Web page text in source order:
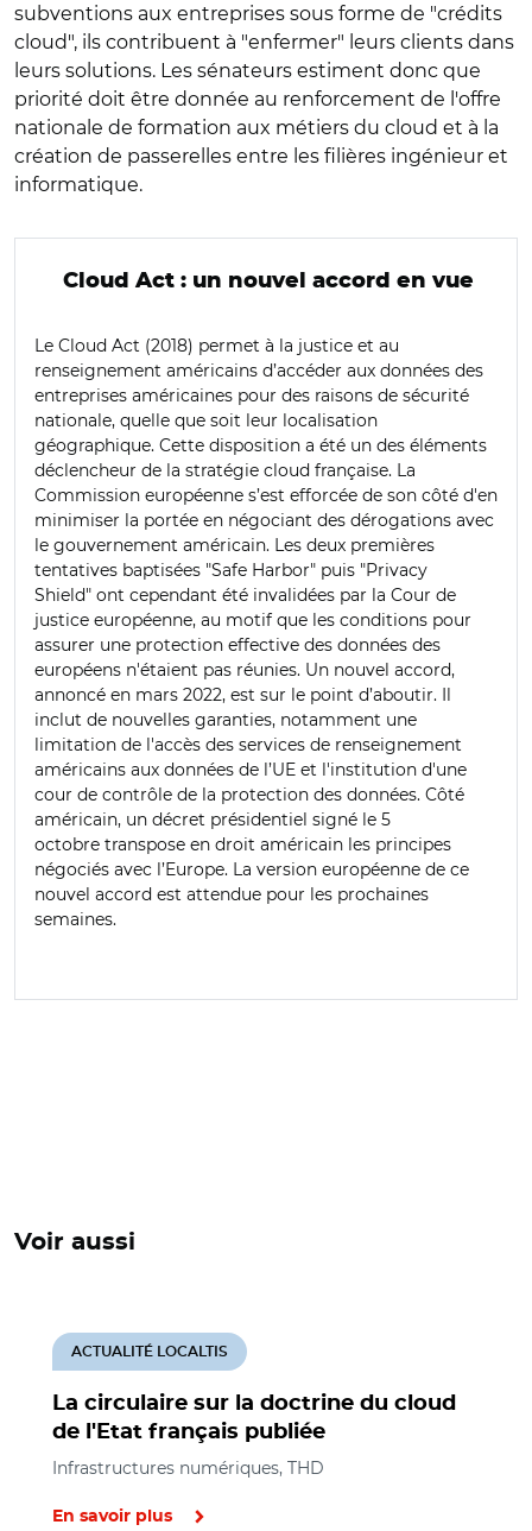
subventions aux entreprises sous forme de "crédits
cloud", ils contribuent à "enfermer" leurs clients dans
leurs solutions. Les sénateurs estiment donc que
priorité doit être donnée au renforcement de l'offre
nationale de formation aux métiers du cloud et à la
création de passerelles entre les filières ingénieur et
informatique.
Cloud Act : un nouvel accord en vue
Le Cloud Act (2018) permet à la justice et au
renseignement américains d’accéder aux données des
entreprises américaines pour des raisons de sécurité
nationale, quelle que soit leur localisation
géographique. Cette disposition a été un des éléments
déclencheur de la stratégie cloud française. La
Commission européenne s’est efforcée de son côté d'en
minimiser la portée en négociant des dérogations avec
le gouvernement américain. Les deux premières
tentatives baptisées "Safe Harbor" puis "Privacy
Shield" ont cependant été invalidées par la Cour de
justice européenne, au motif que les conditions pour
assurer une protection effective des données des
européens n'étaient pas réunies. Un nouvel accord,
annoncé en mars 2022, est sur le point d’aboutir. Il
inclut de nouvelles garanties, notamment une
limitation de l'accès des services de renseignement
américains aux données de l’UE et l'institution d'une
cour de contrôle de la protection des données. Côté
américain, un décret présidentiel signé le 5
octobre transpose en droit américain les principes
négociés avec l’Europe. La version européenne de ce
nouvel accord est attendue pour les prochaines
semaines.
Voir aussi
La circulaire sur la doctrine du cloud
de l'Etat français publiée
ACTUALITÉ LOCALTIS
Infrastructures numériques, THD
En savoir plus